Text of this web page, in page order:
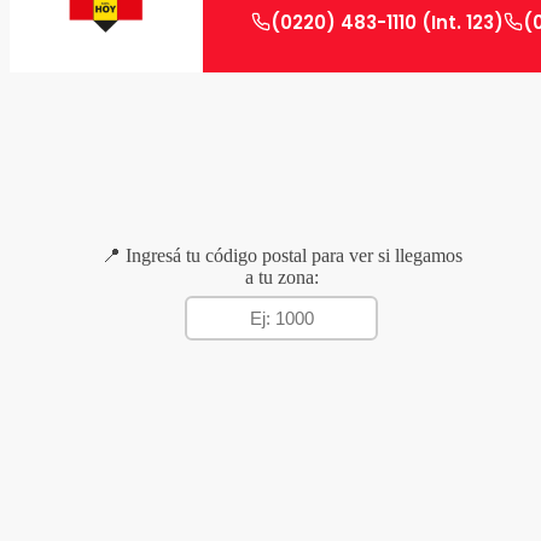
(0220) 483-1110 (Int. 123)
📍 Ingresá tu código postal para ver si llegamos
a tu zona: